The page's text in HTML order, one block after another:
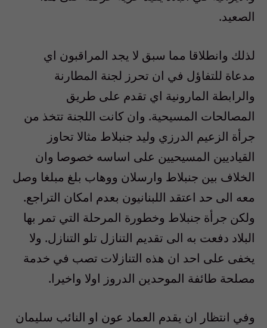
الصعيد.
لذلك وانطلاقا مما سبق لا يجد المراقبون اي
مدعاة للتفاؤل في ان تحرز لجنة المطارنة
والرابطة المارونية اي تقدم على طريق
المصالحات المسيحية. وان كانت اللجنة تتخذ من
جرأة الزعيم الدرزي وليد جنبلاط مثالا تحاوز
القياديين المسيحيين على اساسه خصوصا وان
الخلاف بين جنبلاط وارسلان ووهاب بلغ مبلغا وصل
معه الى حد اعتقد اللبنانيون بعدم امكان التراجع.
ولكن جرأة جنبلاط وخطورة المرحلة التي تمر بها
البلاد دفعت به الى تقديم التنازل تلو التنازل. ولا
يخفى على احد ان هذه التنازلات تصب في خدمة
مصلحة طائفة الموحدين الدروز اولا واخيرا.
وفي انتظار ان يقدم العماد عون او النائب سليمان